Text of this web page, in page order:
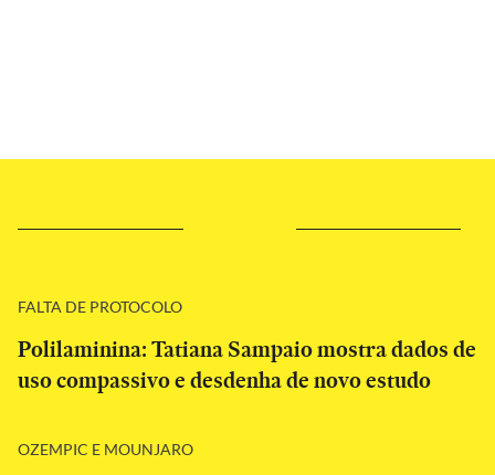
FALTA DE PROTOCOLO
Polilaminina: Tatiana Sampaio mostra dados de
uso compassivo e desdenha de novo estudo
OZEMPIC E MOUNJARO